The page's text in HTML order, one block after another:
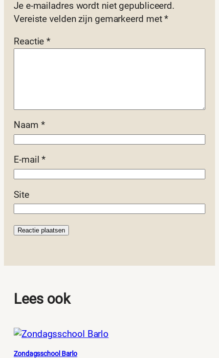
Je e-mailadres wordt niet gepubliceerd.
Vereiste velden zijn gemarkeerd met*
Reactie*
Naam *
E-mail*
Site
Lees ook
Zondagsschool Barlo